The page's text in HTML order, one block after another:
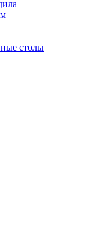
столы